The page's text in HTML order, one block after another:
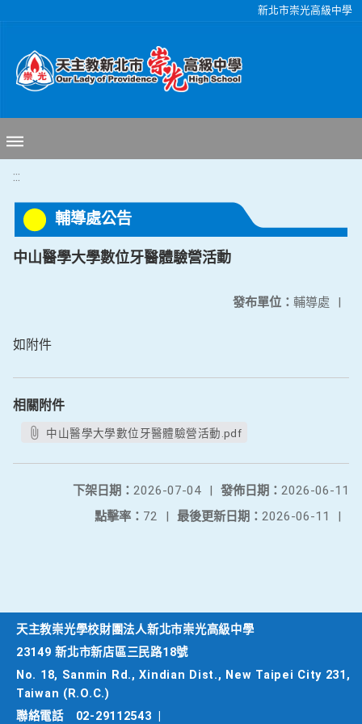
新北市崇光高級中學
:::
輔導處公告
中山醫學大學數位牙醫體驗營活動
發布單位： 輔導處 |
如附件
相關附件
中山醫學大學數位牙醫體驗營活動.pdf
發佈日期： 2026-06-11
下架日期： 2026-07-04
|
最後更新日期： 2026-06-11 |
點擊率： 72 |
天主教崇光學校財團法人新北市崇光高級中學
23149 新北市新店區三民路18號
No. 18, Sanmin Rd., Xindian Dist., New Taipei City 231,
Taiwan (R.O.C.)
聯絡電話
02-29112543